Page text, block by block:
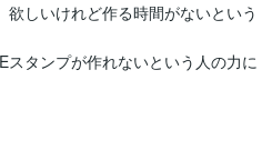
しいけれど作る時間がないという
スタンプが作れないという人の力に